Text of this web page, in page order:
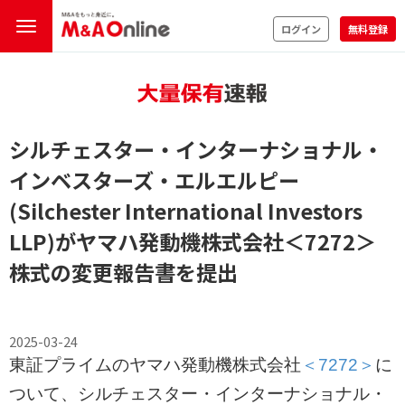
ログイン 無料登録
シルチェスター・インターナショナル・
インベスターズ・エルエルピー
(Silchester International Investors
LLP)がヤマハ発動機株式会社＜7272＞
株式の変更報告書を提出
2025-03-24
東証プライムのヤマハ発動機株式会社 ＜7272＞ に
ついて、シルチェスター・インターナショナル・